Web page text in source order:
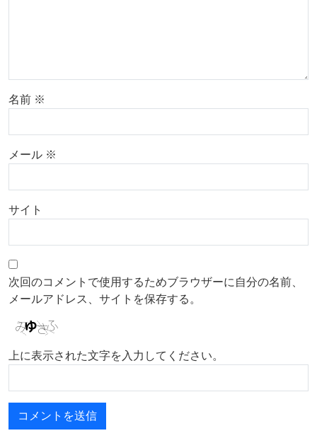
名前 ※
メール ※
サイト
次回のコメントで使用するためブラウザーに自分の名前、
メールアドレス、サイトを保存する。
上に表示された文字を入力してください。